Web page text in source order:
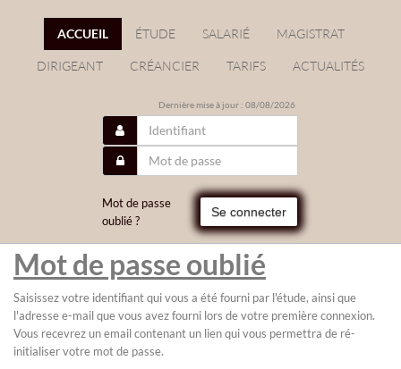
ACCUEIL ÉTUDE SALARIÉ MAGISTRAT
DIRIGEANT CRÉANCIER TARIFS ACTUALITÉS
Dernière mise à jour : 08/08/2026
Mot de passe
oublié ?
Se connecter
Mot de passe oublié
Saisissez votre identifiant qui vous a été fourni par l'étude, ainsi que
l'adresse e-mail que vous avez fourni lors de votre première connexion.
Vous recevrez un email contenant un lien qui vous permettra de ré-
initialiser votre mot de passe.